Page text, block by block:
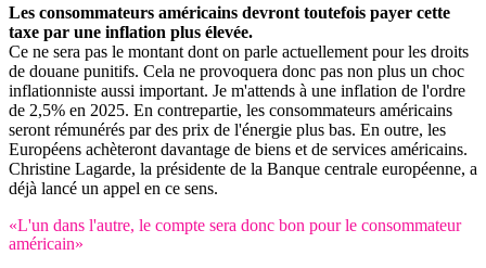
Les consommateurs américains devront toutefois payer cette
taxe par une inflation plus élevée.
Ce ne sera pas le montant dont on parle actuellement pour les droits
de douane punitifs. Cela ne provoquera donc pas non plus un choc
inflationniste aussi important. Je m'attends à une inflation de l'ordre
de 2,5% en 2025. En contrepartie, les consommateurs américains
seront rémunérés par des prix de l'énergie plus bas. En outre, les
Européens achèteront davantage de biens et de services américains.
Christine Lagarde, la présidente de la Banque centrale européenne, a
déjà lancé un appel en ce sens.
«L'un dans l'autre, le compte sera donc bon pour le consommateur
américain»